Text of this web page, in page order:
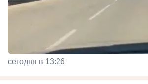
сегодня в 13:26